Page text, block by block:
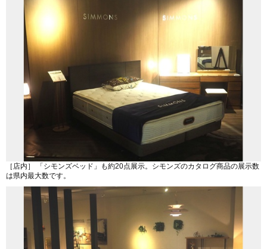
［店内］ 「シモンズベッド」も約20点展示。シモンズのカタログ商品の展示数
は県内最大数です。